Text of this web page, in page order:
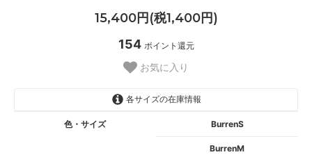
15,400円(税1,400円)
154 ポイント還元
お気に入り
各サイズの在庫情報
色・サイズ BurrenS
BurrenM